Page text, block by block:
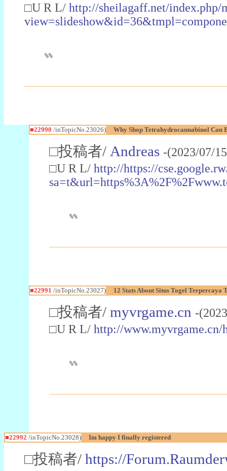
□U R L/ http://sheilagaff.net/index.php/
%%
■22990 /inTopicNo.23026) Why Shop Tetrahydrocannabinol Can
□投稿者/ Andreas -(2023/07/
□U R L/ http://https://
%%
■22991 /inTopicNo.23027) 12 Stats About Situs Togel Terpercaya
□投稿者/ myvrgame.cn -
□U R L/ http://www.myvrgame.cn/
%%
■22992 /inTopicNo.23028) Im happy I finally registered
□投稿者/ https://